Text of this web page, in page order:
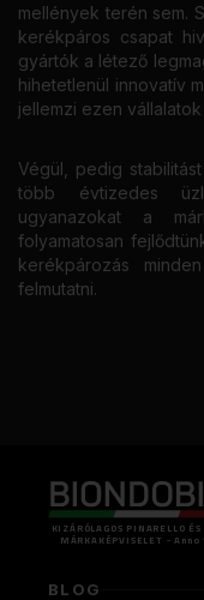
mellények terén sem.
kerékpáros csapat
gyártók a létező
hihetetlenül innovatív
jellemzi ezen
Végül, pedig
több évtizedes
ugyanazokat a
folyamatosan
kerékpározás
felmutatni.
KIZÁRÓLAGOS PINARELLO
MÁRKAKÉPVISELET - Anno
BLOG